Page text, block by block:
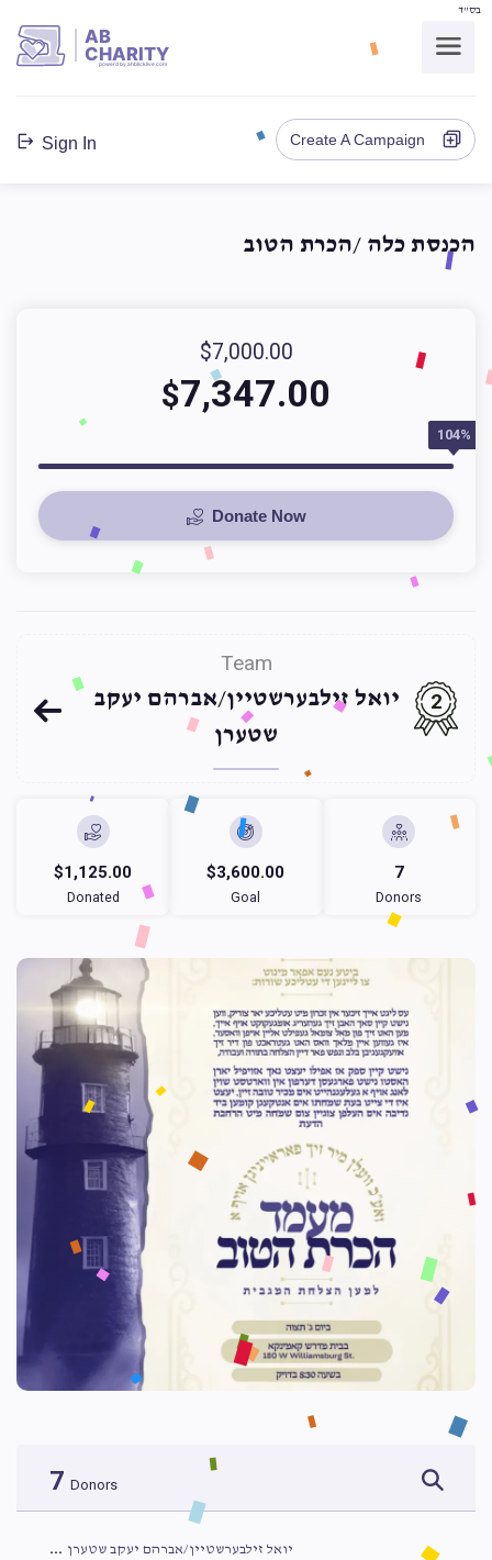
בס"ד
AB
CHARITY
powerd by ahblicklive.com
Sign In Create A Campaign
הכנסת כלה /הכרת הטוב
$7,000.00
$7,347.00
104%
Donate Now
Team
יואל זילבערשטיין/אברהם יעקב
שטערן
2
$1,125.00
Donated
$3,600.00
Goal
7
Donors
7 Donors
... יואל זילבערשטיין/אברהם יעקב שטערן